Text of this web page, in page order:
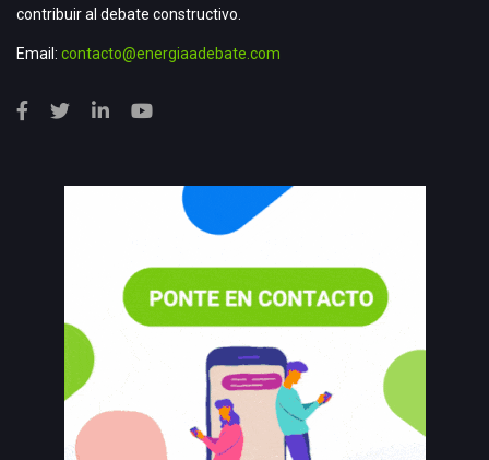
contribuir al debate constructivo.
Email: contacto@energiaadebate.com